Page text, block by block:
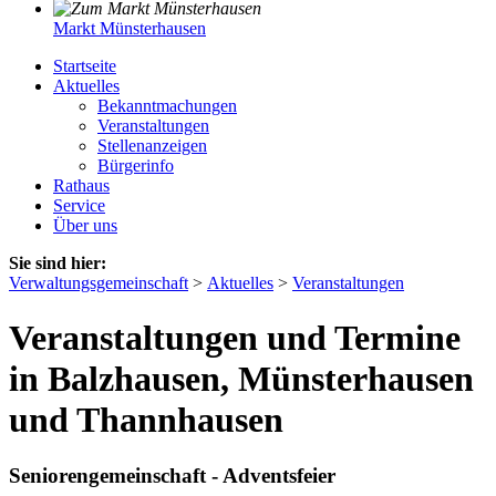
Markt Münsterhausen
Startseite
Aktuelles
Bekanntmachungen
Veranstaltungen
Stellenanzeigen
Bürgerinfo
Rathaus
Service
Über uns
Sie sind hier:
Verwaltungsgemeinschaft > Aktuelles > Veranstaltungen
Veranstaltungen und Termine
in Balzhausen, Münsterhausen
und Thannhausen
Seniorengemeinschaft - Adventsfeier